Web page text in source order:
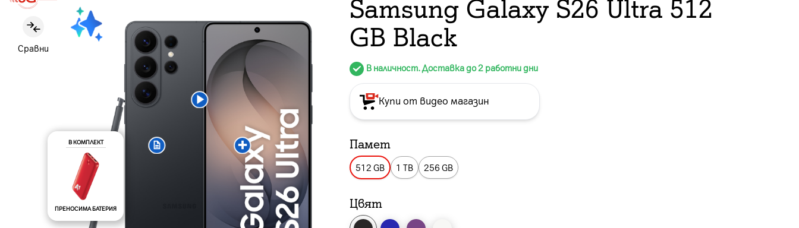
Сравни
В КОМПЛЕКТ
ПРЕНОСИМА БАТЕРИЯ
Samsung Galaxy S26 Ultra 512
GB Black
В наличност. Доставка до 2 работни дни
Купи от видео магазин
Памет
512 GB 1 TB 256 GB
Цвят